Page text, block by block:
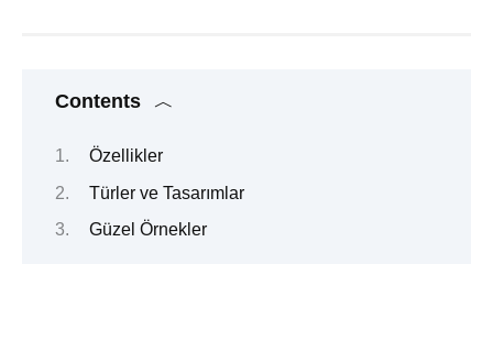
Contents
Özellikler
Türler ve Tasarımlar
Güzel Örnekler